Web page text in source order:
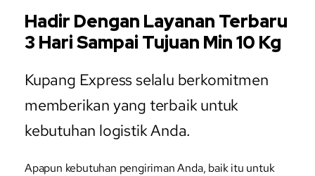
Hadir Dengan Layanan Terbaru
3 Hari Sampai Tujuan Min 10 Kg
Kupang Express selalu berkomitmen
memberikan yang terbaik untuk
kebutuhan logistik Anda.
Apapun kebutuhan pengiriman Anda, baik itu untuk